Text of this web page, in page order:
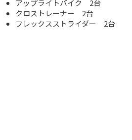
アップライトバイク 2台
クロストレーナー 2台
フレックスストライダー 2台